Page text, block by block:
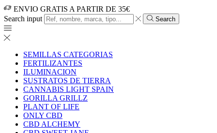
ENVIO GRATIS A PARTIR DE 35€
Search input
Search
SEMILLAS CATEGORIAS
FERTILIZANTES
ILUMINACION
SUSTRATOS DE TIERRA
CANNABIS LIGHT SPAIN
GORILLA GRILLZ
PLANT OF LIFE
ONLY CBD
CBD ALCHEMY